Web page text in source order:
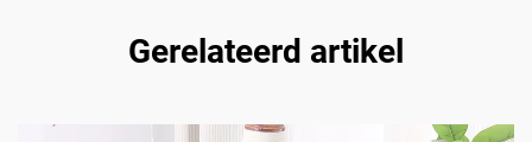
Gerelateerd artikel